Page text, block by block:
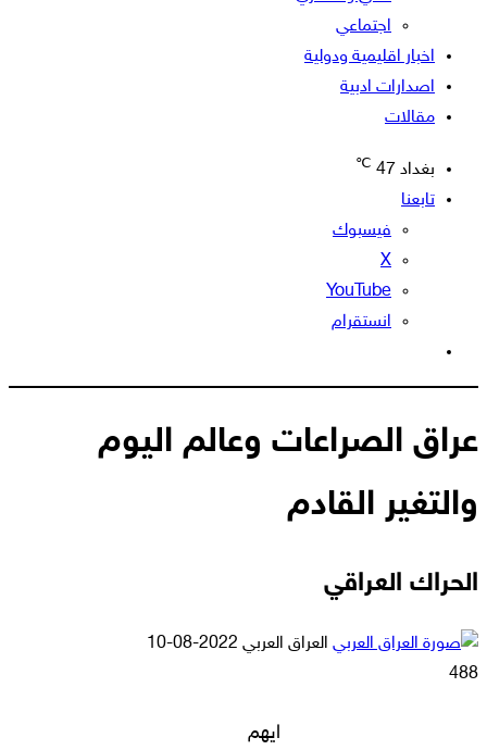
اجتماعي
اخبار اقليمية ودولية
اصدارات ادبية
مقالات
بغداد 47
℃
تابعنا
فيسبوك
‫X
‫YouTube
انستقرام
المظلم
عراق الصراعات وعالم اليوم
والتغير القادم
الحراك العراقي
العراق العربي أرسل
2022-08-10
488
ايهم